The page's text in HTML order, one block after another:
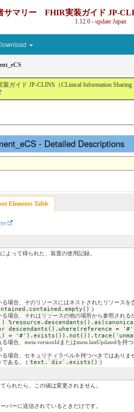
サマリー FHIR実装ガイド JP-
1.12.0 - update Japan
ド JP-CLINS（CLinical Information Sharing
- Detailed Descriptions
Elements Table
よって得られた、装置の使用記録。
場合、そのリソースにはネストされたリソースを
)
場合、それはリソースの他の場所から参照され
|
descendants().where(reference
=
場合、meta.versionIdまたはmeta.lastUpdatedを持
)
場合、セキュリティラベルを持つべきではありま
である。 ( text.`div`.exists() )
られたら、この値は変更されません。
バーに送信されているときだけです。